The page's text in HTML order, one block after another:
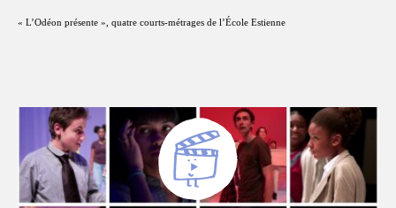
« L’Odéon présente », quatre courts-métrages de l’École Estienne